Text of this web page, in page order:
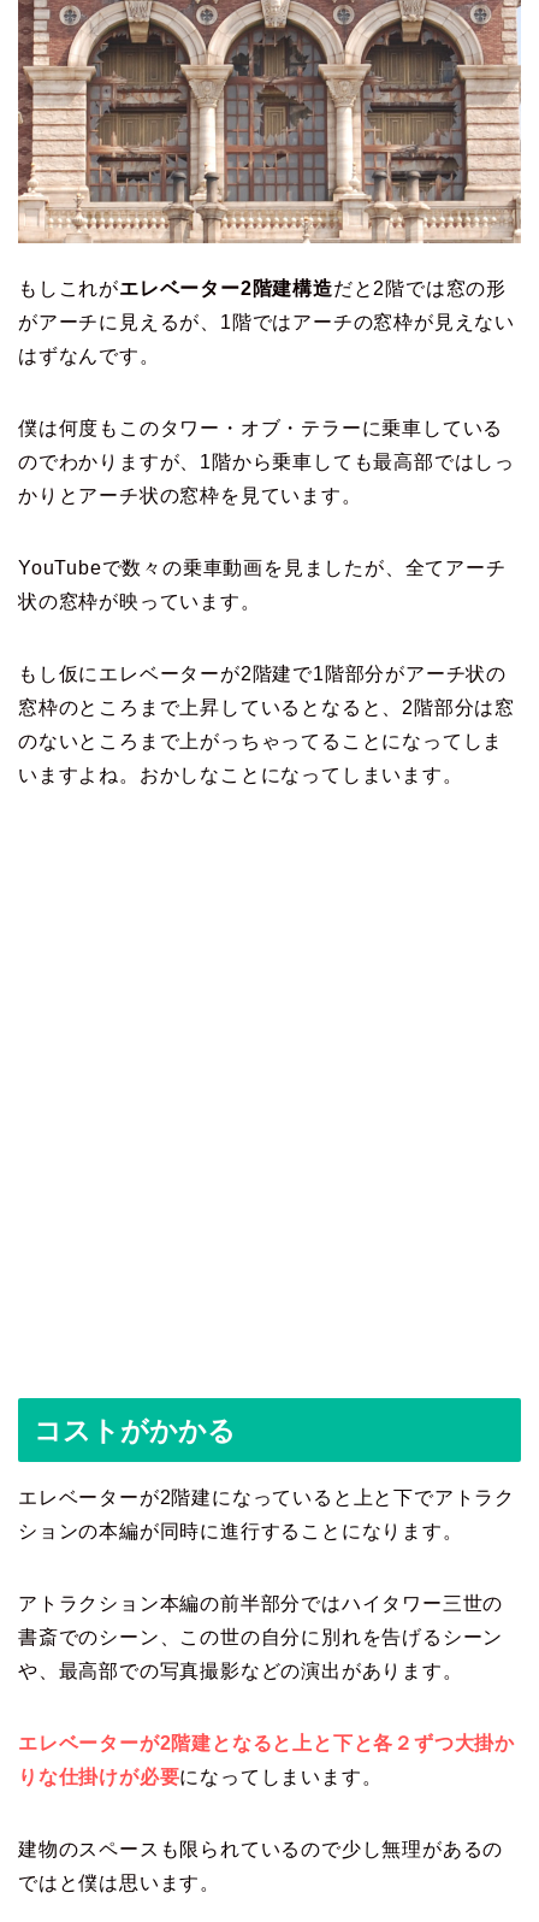
もしこれがエレベーター2階建構造だと2階では窓の形
がアーチに見えるが、1階ではアーチの窓枠が見えない
はずなんです。
僕は何度もこのタワー・オブ・テラーに乗車している
のでわかりますが、1階から乗車しても最高部ではしっ
かりとアーチ状の窓枠を見ています。
YouTubeで数々の乗車動画を見ましたが、全てアーチ
状の窓枠が映っています。
もし仮にエレベーターが2階建で1階部分がアーチ状の
窓枠のところまで上昇しているとなると、2階部分は窓
のないところまで上がっちゃってることになってしま
いますよね。おかしなことになってしまいます。
コストがかかる
エレベーターが2階建になっていると上と下でアトラク
ションの本編が同時に進行することになります。
アトラクション本編の前半部分ではハイタワー三世の
書斎でのシーン、この世の自分に別れを告げるシーン
や、最高部での写真撮影などの演出があります。
エレベーターが2階建となると上と下と各２ずつ大掛か
りな仕掛けが必要になってしまいます。
建物のスペースも限られているので少し無理があるの
ではと僕は思います。